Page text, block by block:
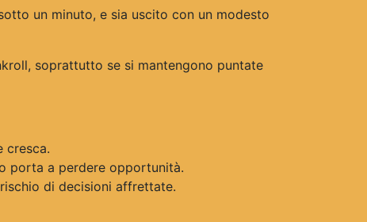
un minuto, e sia uscito con un modesto
soprattutto se si mantengono puntate
cresca.
porta a perdere opportunità.
di decisioni affrettate.